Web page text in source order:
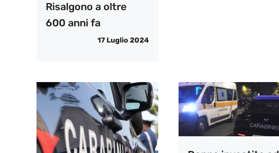
Risalgono a oltre
600 anni fa
17 Luglio 2024